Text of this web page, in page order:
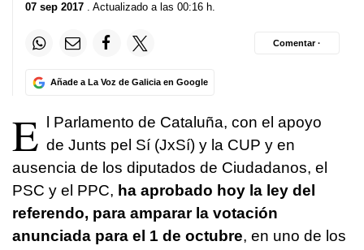
07 sep 2017 . Actualizado a las 00:16 h.
Añade a La Voz de Galicia en Google
Comentar ·
E
l Parlamento de Cataluña, con el apoyo
de Junts pel Sí (JxSí) y la CUP y en
ausencia de los diputados de Ciudadanos, el
PSC y el PPC, ha aprobado hoy la ley del
referendo, para amparar la votación
anunciada para el 1 de octubre, en uno de los